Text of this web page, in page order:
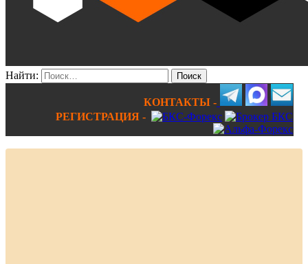
Найти:
КОНТАКТЫ -
РЕГИСТРАЦИЯ -